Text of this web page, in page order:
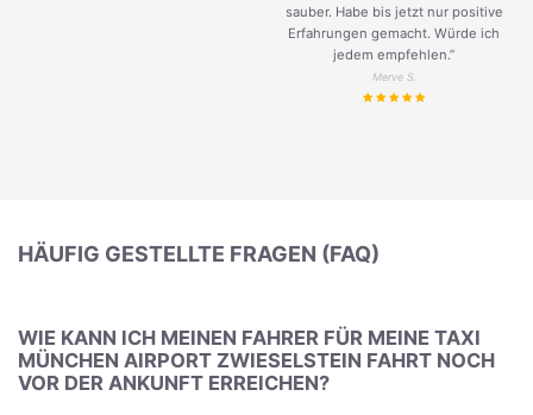
sauber. Habe bis jetzt nur positive
Erfahrungen gemacht. Würde ich
jedem empfehlen.”
Merve S.
HÄUFIG GESTELLTE FRAGEN (FAQ)
WIE KANN ICH MEINEN FAHRER FÜR MEINE TAXI
MÜNCHEN AIRPORT ZWIESELSTEIN FAHRT NOCH
VOR DER ANKUNFT ERREICHEN?